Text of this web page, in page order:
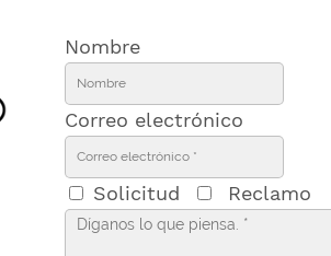
Nombre
Correo electrónico
Solicitud Reclamo